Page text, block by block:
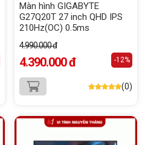
Màn hình GIGABYTE
G27Q20T 27 inch QHD IPS
210Hz(OC) 0.5ms
4.990.000 đ
4.390.000 đ -12%
(0)